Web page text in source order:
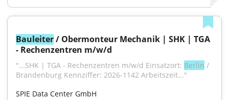
Bauleiter / Obermonteur Mechanik | SHK | TGA
- Rechenzentren m/w/d
"...SHK | TGA - Rechenzentren m/w/d Einsatzort: Berlin /
Brandenburg Kennziffer: 2026-1142 Arbeitszeit..."
SPIE Data Center GmbH